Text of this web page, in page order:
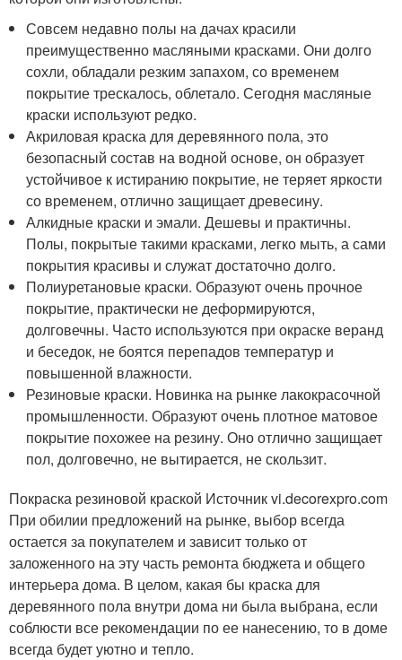
Совсем недавно полы на дачах красили
преимущественно масляными красками. Они долго
сохли, обладали резким запахом, со временем
покрытие трескалось, облетало. Сегодня масляные
краски используют редко.
Акриловая краска для деревянного пола, это
безопасный состав на водной основе, он образует
устойчивое к истиранию покрытие, не теряет яркости
со временем, отлично защищает древесину.
Алкидные краски и эмали. Дешевы и практичны.
Полы, покрытые такими красками, легко мыть, а сами
покрытия красивы и служат достаточно долго.
Полиуретановые краски. Образуют очень прочное
покрытие, практически не деформируются,
долговечны. Часто используются при окраске веранд
и беседок, не боятся перепадов температур и
повышенной влажности.
Резиновые краски. Новинка на рынке лакокрасочной
промышленности. Образуют очень плотное матовое
покрытие похожее на резину. Оно отлично защищает
пол, долговечно, не вытирается, не скользит.
Покраска резиновой краской Источник vi.decorexpro.com
При обилии предложений на рынке, выбор всегда
остается за покупателем и зависит только от
заложенного на эту часть ремонта бюджета и общего
интерьера дома. В целом, какая бы краска для
деревянного пола внутри дома ни была выбрана, если
соблюсти все рекомендации по ее нанесению, то в доме
всегда будет уютно и тепло.